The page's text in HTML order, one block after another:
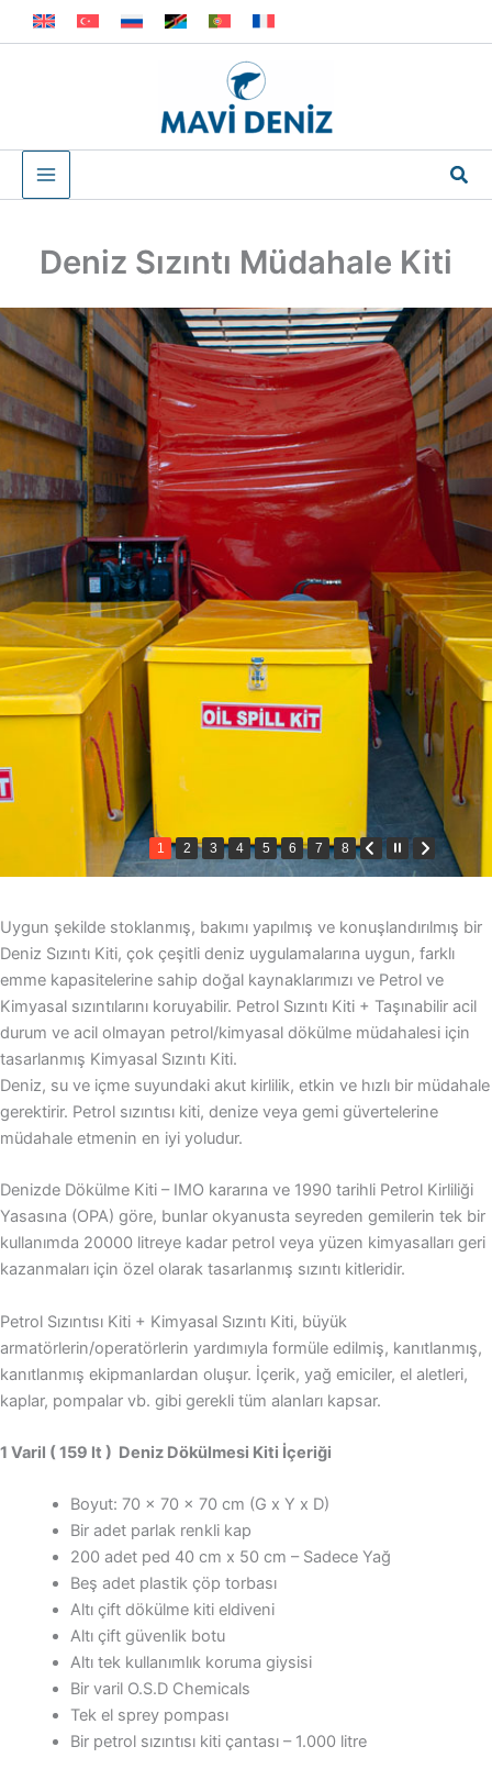
İçeriğe
atla
Deniz Sızıntı Müdahale Kiti
1 2 3 4 5 6 7 8
Uygun şekilde stoklanmış, bakımı yapılmış ve konuşlandırılmış bir
Deniz Sızıntı Kiti, çok çeşitli deniz uygulamalarına uygun, farklı
emme kapasitelerine sahip doğal kaynaklarımızı ve Petrol ve
Kimyasal sızıntılarını koruyabilir. Petrol Sızıntı Kiti + Taşınabilir acil
durum ve acil olmayan petrol/kimyasal dökülme müdahalesi için
tasarlanmış Kimyasal Sızıntı Kiti.
Deniz, su ve içme suyundaki akut kirlilik, etkin ve hızlı bir müdahale
gerektirir. Petrol sızıntısı kiti, denize veya gemi güvertelerine
müdahale etmenin en iyi yoludur.
Denizde Dökülme Kiti – IMO kararına ve 1990 tarihli Petrol Kirliliği
Yasasına (OPA) göre, bunlar okyanusta seyreden gemilerin tek bir
kullanımda 20000 litreye kadar petrol veya yüzen kimyasalları geri
kazanmaları için özel olarak tasarlanmış sızıntı kitleridir.
Petrol Sızıntısı Kiti + Kimyasal Sızıntı Kiti, büyük
armatörlerin/operatörlerin yardımıyla formüle edilmiş, kanıtlanmış,
kanıtlanmış ekipmanlardan oluşur. İçerik, yağ emiciler, el aletleri,
kaplar, pompalar vb. gibi gerekli tüm alanları kapsar.
1 Varil ( 159 lt ) Deniz Dökülmesi Kiti İçeriği
Boyut: 70 x 70 x 70 cm (G x Y x D)
Bir adet parlak renkli kap
200 adet ped 40 cm x 50 cm – Sadece Yağ
Beş adet plastik çöp torbası
Altı çift dökülme kiti eldiveni
Altı çift güvenlik botu
Altı tek kullanımlık koruma giysisi
Bir varil O.S.D Chemicals
Tek el sprey pompası
Bir petrol sızıntısı kiti çantası – 1.000 litre